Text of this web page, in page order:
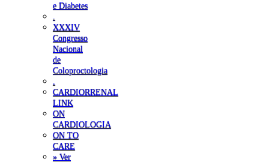
e Diabetes
XXXIV
Congresso
Nacional
de
Coloproctologia
CARDIORRENAL
LINK
ON
CARDIOLOGIA
ON TO
CARE
» Ver